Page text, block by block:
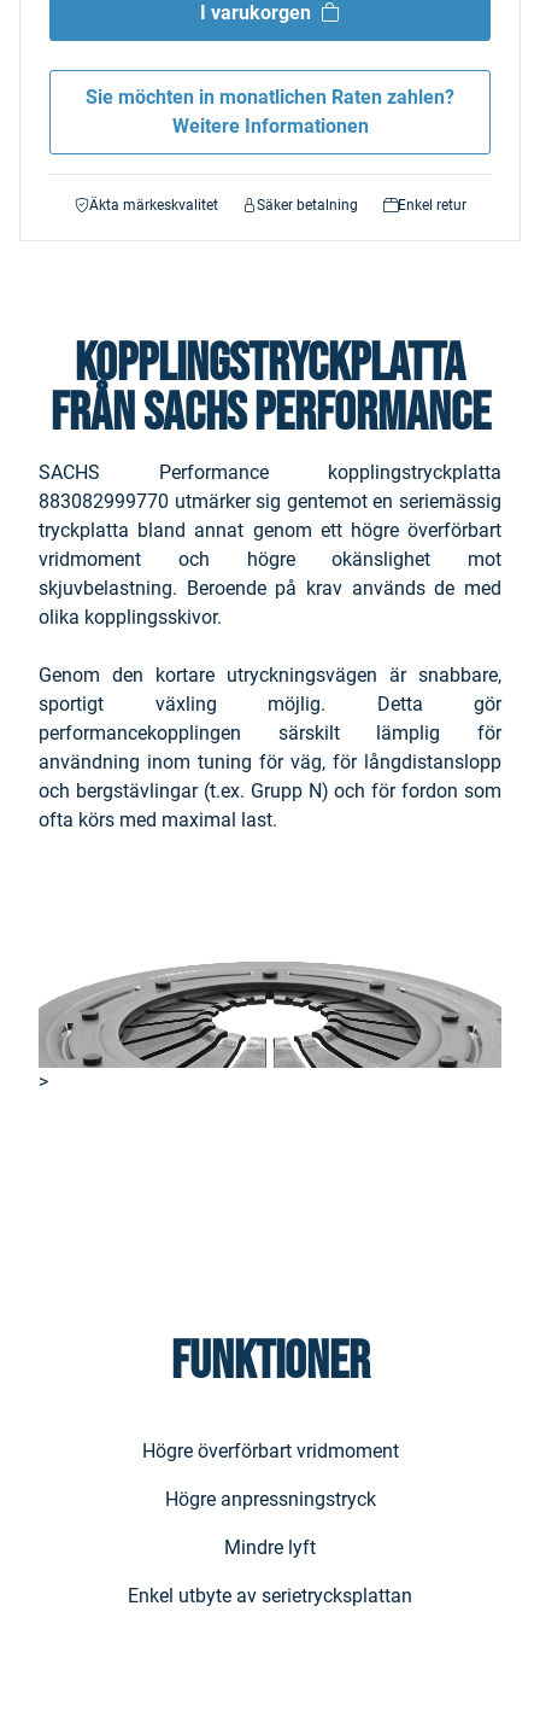
I varukorgen
Sie möchten in monatlichen Raten zahlen?
Weitere Informationen
Äkta märkeskvalitet Säker betalning Enkel retur
Kopplingstryckplatta
från SACHS Performance
SACHS Performance kopplingstryckplatta
883082999770 utmärker sig gentemot en seriemässig
tryckplatta bland annat genom ett högre överförbart
vridmoment och högre okänslighet mot
skjuvbelastning. Beroende på krav används de med
olika kopplingsskivor.
Genom den kortare utryckningsvägen är snabbare,
sportigt växling möjlig. Detta gör
performancekopplingen särskilt lämplig för
användning inom tuning för väg, för långdistanslopp
och bergstävlingar (t.ex. Grupp N) och för fordon som
ofta körs med maximal last.
>
FUNKTIONER
Högre överförbart vridmoment
Högre anpressningstryck
Mindre lyft
Enkel utbyte av serietrycksplattan